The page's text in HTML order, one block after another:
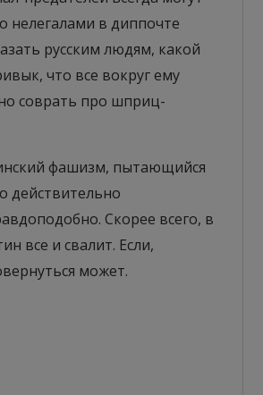
нелегалами в диппочте
русским людям, какой
что все вокруг ему
соврать про шприц-
фашизм, пытающийся
действительно
Скорее всего, в
все и свалит. Если,
может.